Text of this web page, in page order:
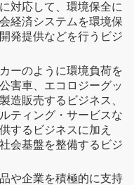
対応して、環境保全に
経済システムを環境保
発提供などを行うビジ
ーのように環境負荷を
公害車 、エコロジーグッ
造販売するビジネス、
ティング・サービスな
するビジネスに加え
会基盤を整備するビジ
や企業を積極的に支持